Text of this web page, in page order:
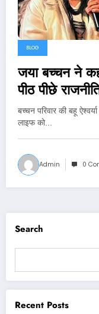
BLOG
जया बच्चन ने
पीठ पीछे
बच्चन परिवार की बहू
लाइफ को…
Admin 0
Search
Recent Posts